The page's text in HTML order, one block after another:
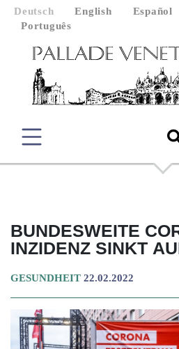
Deutsch English Español
Português
BUNDESWEITE
INZIDENZ SINKT
GESUNDHEIT 22.02.2022